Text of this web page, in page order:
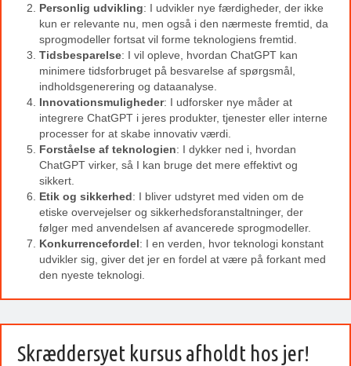
Personlig udvikling: I udvikler nye færdigheder, der ikke
kun er relevante nu, men også i den nærmeste fremtid, da
sprogmodeller fortsat vil forme teknologiens fremtid.
Tidsbesparelse: I vil opleve, hvordan ChatGPT kan
minimere tidsforbruget på besvarelse af spørgsmål,
indholdsgenerering og dataanalyse.
Innovationsmuligheder: I udforsker nye måder at
integrere ChatGPT i jeres produkter, tjenester eller interne
processer for at skabe innovativ værdi.
Forståelse af teknologien: I dykker ned i, hvordan
ChatGPT virker, så I kan bruge det mere effektivt og
sikkert.
Etik og sikkerhed: I bliver udstyret med viden om de
etiske overvejelser og sikkerhedsforanstaltninger, der
følger med anvendelsen af avancerede sprogmodeller.
Konkurrencefordel: I en verden, hvor teknologi konstant
udvikler sig, giver det jer en fordel at være på forkant med
den nyeste teknologi.
Skræddersyet kursus afholdt hos jer!